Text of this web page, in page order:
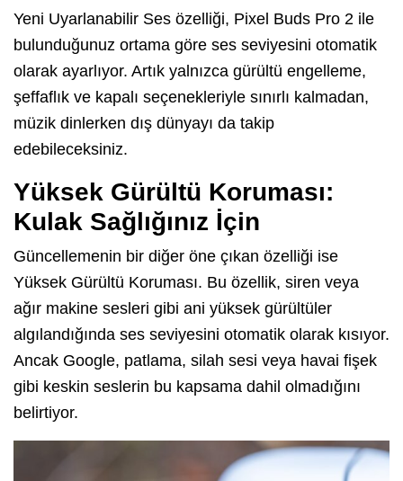
Yeni Uyarlanabilir Ses özelliği, Pixel Buds Pro 2 ile
bulunduğunuz ortama göre ses seviyesini otomatik
olarak ayarlıyor. Artık yalnızca gürültü engelleme,
şeffaflık ve kapalı seçenekleriyle sınırlı kalmadan,
müzik dinlerken dış dünyayı da takip
edebileceksiniz.
Yüksek Gürültü Koruması:
Kulak Sağlığınız İçin
Güncellemenin bir diğer öne çıkan özelliği ise
Yüksek Gürültü Koruması. Bu özellik, siren veya
ağır makine sesleri gibi ani yüksek gürültüler
algılandığında ses seviyesini otomatik olarak kısıyor.
Ancak Google, patlama, silah sesi veya havai fişek
gibi keskin seslerin bu kapsama dahil olmadığını
belirtiyor.